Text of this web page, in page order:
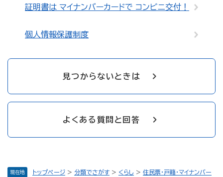
現在地 トップページ > 分類でさがす > くらし > 住民票・戸籍・マイナンバー
証明書は マイナンバーカードで コンビニ交付！
個人情報保護制度
見つからないときは
よくある質問と回答